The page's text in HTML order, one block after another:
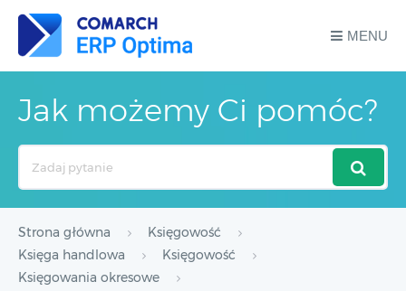
MENU
Jak możemy Ci pomóc?
Strona główna
Księgowość
Księga handlowa
Księgowość
Księgowania okresowe